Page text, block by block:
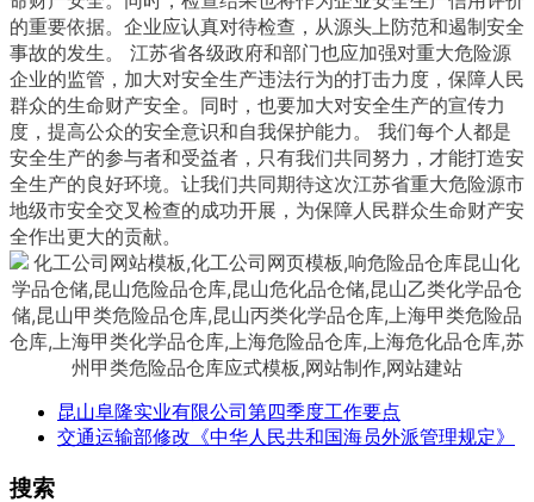
的重要依据。企业应认真对待检查，从源头上防范和遏制安全
事故的发生。 江苏省各级政府和部门也应加强对重大危险源
企业的监管，加大对安全生产违法行为的打击力度，保障人民
群众的生命财产安全。同时，也要加大对安全生产的宣传力
度，提高公众的安全意识和自我保护能力。 我们每个人都是
安全生产的参与者和受益者，只有我们共同努力，才能打造安
全生产的良好环境。让我们共同期待这次江苏省重大危险源市
地级市安全交叉检查的成功开展，为保障人民群众生命财产安
全作出更大的贡献。
昆山阜隆实业有限公司第四季度工作要点
交通运输部修改《中华人民共和国海员外派管理规定》
搜索